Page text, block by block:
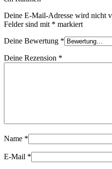
Deine E-Mail-Adresse wird nicht
Felder sind mit * markiert
Deine Bewertung *
Deine Rezension *
Name *
E-Mail *